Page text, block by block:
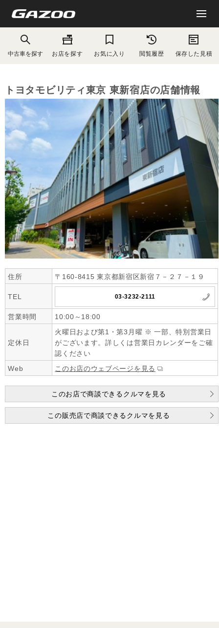
中古車を探す お店を探す お気に入り 閲覧履歴 保存した見積
トヨタモビリティ東京 東新宿店の店舗情報
住所 〒160-8415 東京都新宿区新宿７－２７－１９
TEL 03-3232-2111
営業時間 10:00～18:00
定休日
火曜日および第1・第3月曜 ※ 一部、特別営業日
がございます。詳しくは営業日カレンダーをご確
認ください
Web
このお店のウェブページを見る
このお店で商談できるクルマを見る
この販売店で商談できるクルマを見る